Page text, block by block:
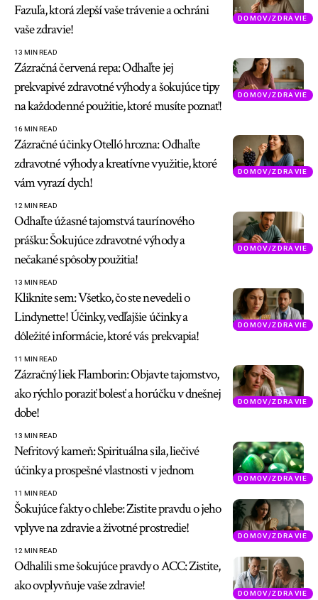
DOMOV/ZDRAVIE
Fazuľa, ktorá zlepší vaše trávenie a ochráni
vaše zdravie!
13 MIN READ
DOMOV/ZDRAVIE
Zázračná červená repa: Odhaľte jej
prekvapivé zdravotné výhody a šokujúce tipy
na každodenné použitie, ktoré musíte poznať!
16 MIN READ
DOMOV/ZDRAVIE
Zázračné účinky Otelló hrozna: Odhaľte
zdravotné výhody a kreatívne využitie, ktoré
vám vyrazí dych!
12 MIN READ
DOMOV/ZDRAVIE
Odhaľte úžasné tajomstvá taurínového
prášku: Šokujúce zdravotné výhody a
nečakané spôsoby použitia!
13 MIN READ
DOMOV/ZDRAVIE
Kliknite sem: Všetko, čo ste nevedeli o
Lindynette! Účinky, vedľajšie účinky a
dôležité informácie, ktoré vás prekvapia!
11 MIN READ
DOMOV/ZDRAVIE
Zázračný liek Flamborin: Objavte tajomstvo,
ako rýchlo poraziť bolesť a horúčku v dnešnej
dobe!
13 MIN READ
DOMOV/ZDRAVIE
Nefritový kameň: Spirituálna sila, liečivé
účinky a prospešné vlastnosti v jednom
11 MIN READ
DOMOV/ZDRAVIE
Šokujúce fakty o chlebe: Zistite pravdu o jeho
vplyve na zdravie a životné prostredie!
12 MIN READ
DOMOV/ZDRAVIE
Odhalili sme šokujúce pravdy o ACC: Zistite,
ako ovplyvňuje vaše zdravie!